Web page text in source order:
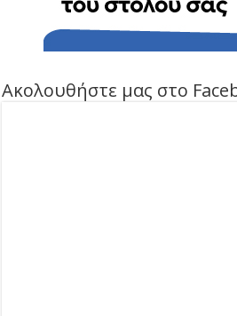
Ακολουθήστε μας στο